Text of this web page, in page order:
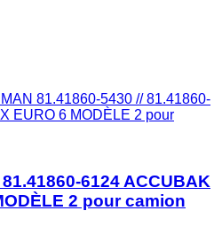
MAN 81.41860-5430 // 81.41860-
EURO 6 MODÈLE 2 pour
6124 ACCUBAK
2 pour camion